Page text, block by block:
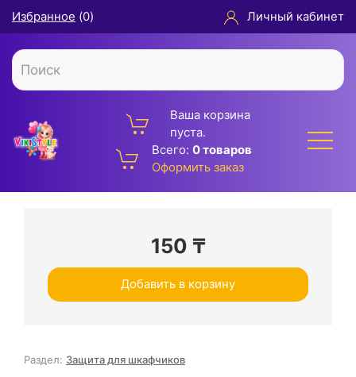
Избранное (0) Личный кабинет
Ваша корзина
пуста.
Всего: 0 товаров
Оформить заказ
150 ₸
Добавить в корзину
Раздел: Защита для шкафчиков